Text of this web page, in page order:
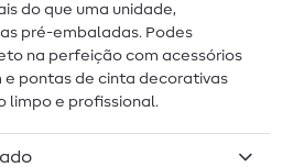
do que uma unidade,
pré-embaladas. Podes
na perfeição com acessórios
e pontas de cinta decorativas
limpo e profissional.